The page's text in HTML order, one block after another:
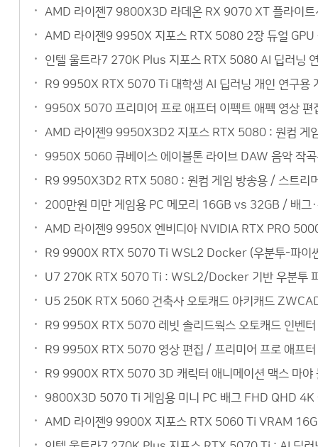
AMD 라이젠7 9800X3D 라데온 RX 9070 XT 플라이트
AMD 라이젠9 9950X 지포스 RTX 5080 2장 듀얼 GPU
인텔 울트라7 270K Plus 지포스 RTX 5080 AI 딥러닝
R9 9950X RTX 5070 Ti 대학생 AI 딥러닝 개인 연구용
9950X 5070 프리미어 프로 애프터 이펙트 애펙 영상 편
AMD 라이젠9 9950X3D2 지포스 RTX 5080 : 원컴 게
9950X 5060 큐베이스 에이블톤 라이브 DAW 음악 작
R9 9950X3D2 RTX 5080 : 원컴 게임 방송용 / 스트리
200만원 미만 게임용 PC 메모리 16GB vs 32GB / 배그
AMD 라이젠9 9950X 엔비디아 NVIDIA RTX PRO
R9 9900X RTX 5070 Ti WSL2 Docker (우분투-파이
U7 270K RTX 5070 Ti : WSL2/Docker 기반 우분투 파
U5 250K RTX 5060 건축사 오토캐드 아키캐드
R9 9950X RTX 5070 레빗 솔리드웍스 오토캐드 인벤
R9 9950X RTX 5070 영상 편집 / 프리미어 프로 애프터
R9 9900X RTX 5070 3D 캐릭터 애니메이션 맥스 마야
9800X3D 5070 Ti 게임용 미니 PC 배그 FHD QHD 4K
AMD 라이젠9 9900X 지포스 RTX 5060 Ti VRAM